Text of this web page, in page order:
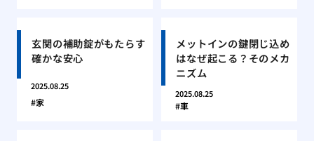
玄関の補助錠がもたらす
確かな安心
2025.08.25
家
メットインの鍵閉じ込め
はなぜ起こる？そのメカ
ニズム
2025.08.25
車